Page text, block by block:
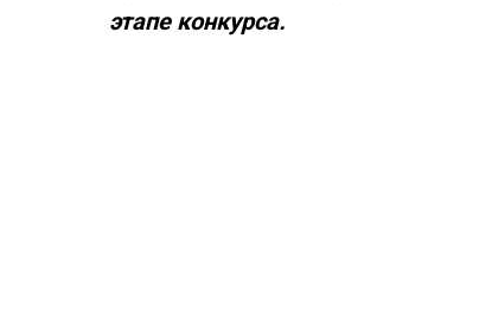
этапе конкурса.